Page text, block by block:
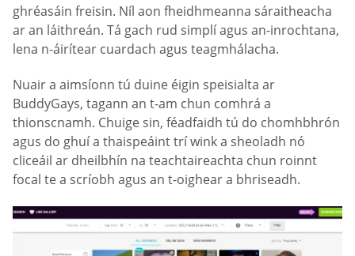
ghréasáin freisin. Níl aon fheidhmeanna sáraitheacha
ar an láithreán. Tá gach rud simplí agus an-inrochtana,
lena n-áirítear cuardach agus teagmhálacha.
Nuair a aimsíonn tú duine éigin speisialta ar
BuddyGays, tagann an t-am chun comhrá a
thionscnamh. Chuige sin, féadfaidh tú do chomhbhrón
agus do ghuí a thaispeáint trí wink a sheoladh nó
cliceáil ar dheilbhín na teachtaireachta chun roinnt
focal te a scríobh agus an t-oighear a bhriseadh.